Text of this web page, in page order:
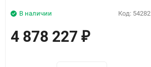
В наличии Код: 54282
4 878 227 ₽